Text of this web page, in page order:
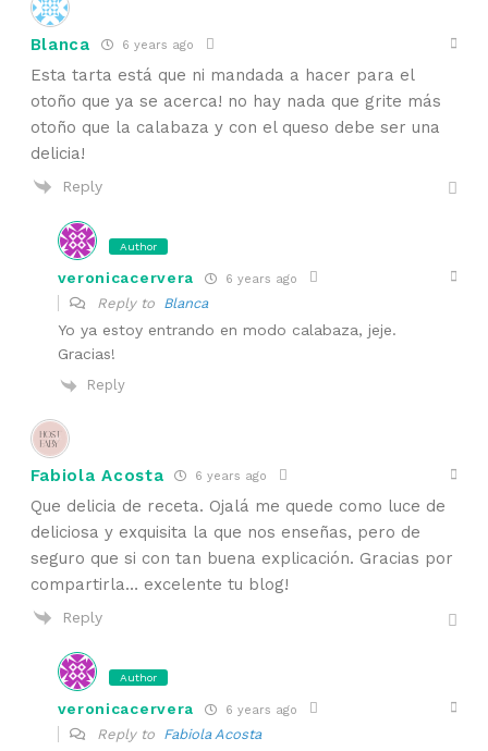
Blanca 6 years ago
Esta tarta está que ni mandada a hacer para el
otoño que ya se acerca! no hay nada que grite más
otoño que la calabaza y con el queso debe ser una
delicia!
Reply
Author
veronicacervera 6 years ago
Reply to Blanca
Yo ya estoy entrando en modo calabaza, jeje.
Gracias!
Reply
Fabiola Acosta 6 years ago
Que delicia de receta. Ojalá me quede como luce de
deliciosa y exquisita la que nos enseñas, pero de
seguro que si con tan buena explicación. Gracias por
compartirla… excelente tu blog!
Reply
Author
veronicacervera 6 years ago
Reply to Fabiola Acosta